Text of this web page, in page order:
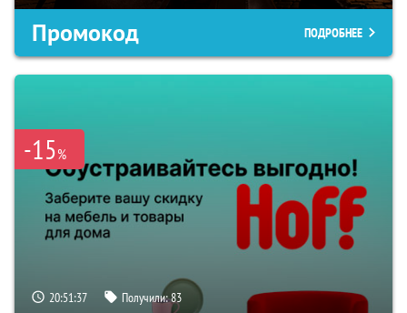
Промокод ПОДРОБНЕЕ
-15%
20:51:36 Получили:83